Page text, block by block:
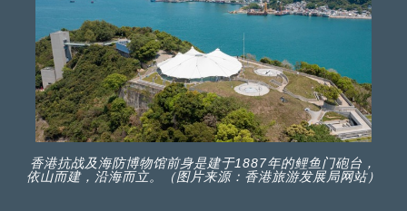
香港抗战及海防博物馆前身是建于1887年的鲤鱼门砲台，
依山而建，沿海而立。（图片来源：香港旅游发展局网站）